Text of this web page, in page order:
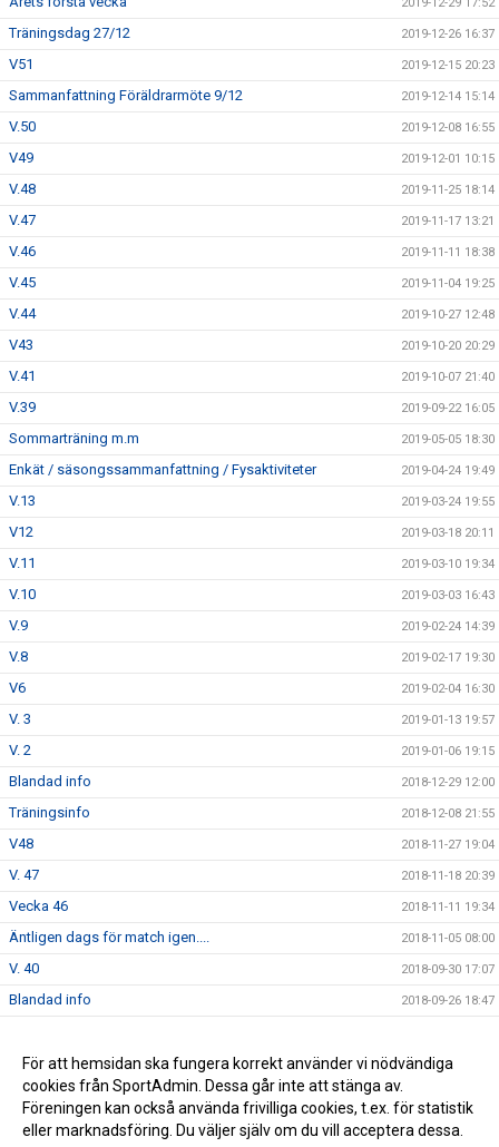
Träningsdag 27/12 2019-12-26 16:37
V51 2019-12-15 20:23
Sammanfattning Föräldrarmöte 9/12 2019-12-14 15:14
V.50 2019-12-08 16:55
V49 2019-12-01 10:15
V.48 2019-11-25 18:14
V.47 2019-11-17 13:21
V.46 2019-11-11 18:38
V.45 2019-11-04 19:25
V.44 2019-10-27 12:48
V43 2019-10-20 20:29
V.41 2019-10-07 21:40
V.39 2019-09-22 16:05
Sommarträning m.m 2019-05-05 18:30
Enkät / säsongssammanfattning / Fysaktiviteter 2019-04-24 19:49
V.13 2019-03-24 19:55
V12 2019-03-18 20:11
V.11 2019-03-10 19:34
V.10 2019-03-03 16:43
V.9 2019-02-24 14:39
V.8 2019-02-17 19:30
V6 2019-02-04 16:30
V. 3 2019-01-13 19:57
V. 2 2019-01-06 19:15
Blandad info 2018-12-29 12:00
Träningsinfo 2018-12-08 21:55
V48 2018-11-27 19:04
V. 47 2018-11-18 20:39
Vecka 46 2018-11-11 19:34
Äntligen dags för match igen.... 2018-11-05 08:00
V. 40 2018-09-30 17:07
Blandad info 2018-09-26 18:47
Säsongsstart! 2018-08-07 20:28
F möte 2018-04-19 21:58
För att hemsidan ska fungera korrekt använder vi nödvändiga
cookies från SportAdmin. Dessa går inte att stänga av.
Föreningen kan också använda frivilliga cookies, t.ex. för statistik
eller marknadsföring. Du väljer själv om du vill acceptera dessa.